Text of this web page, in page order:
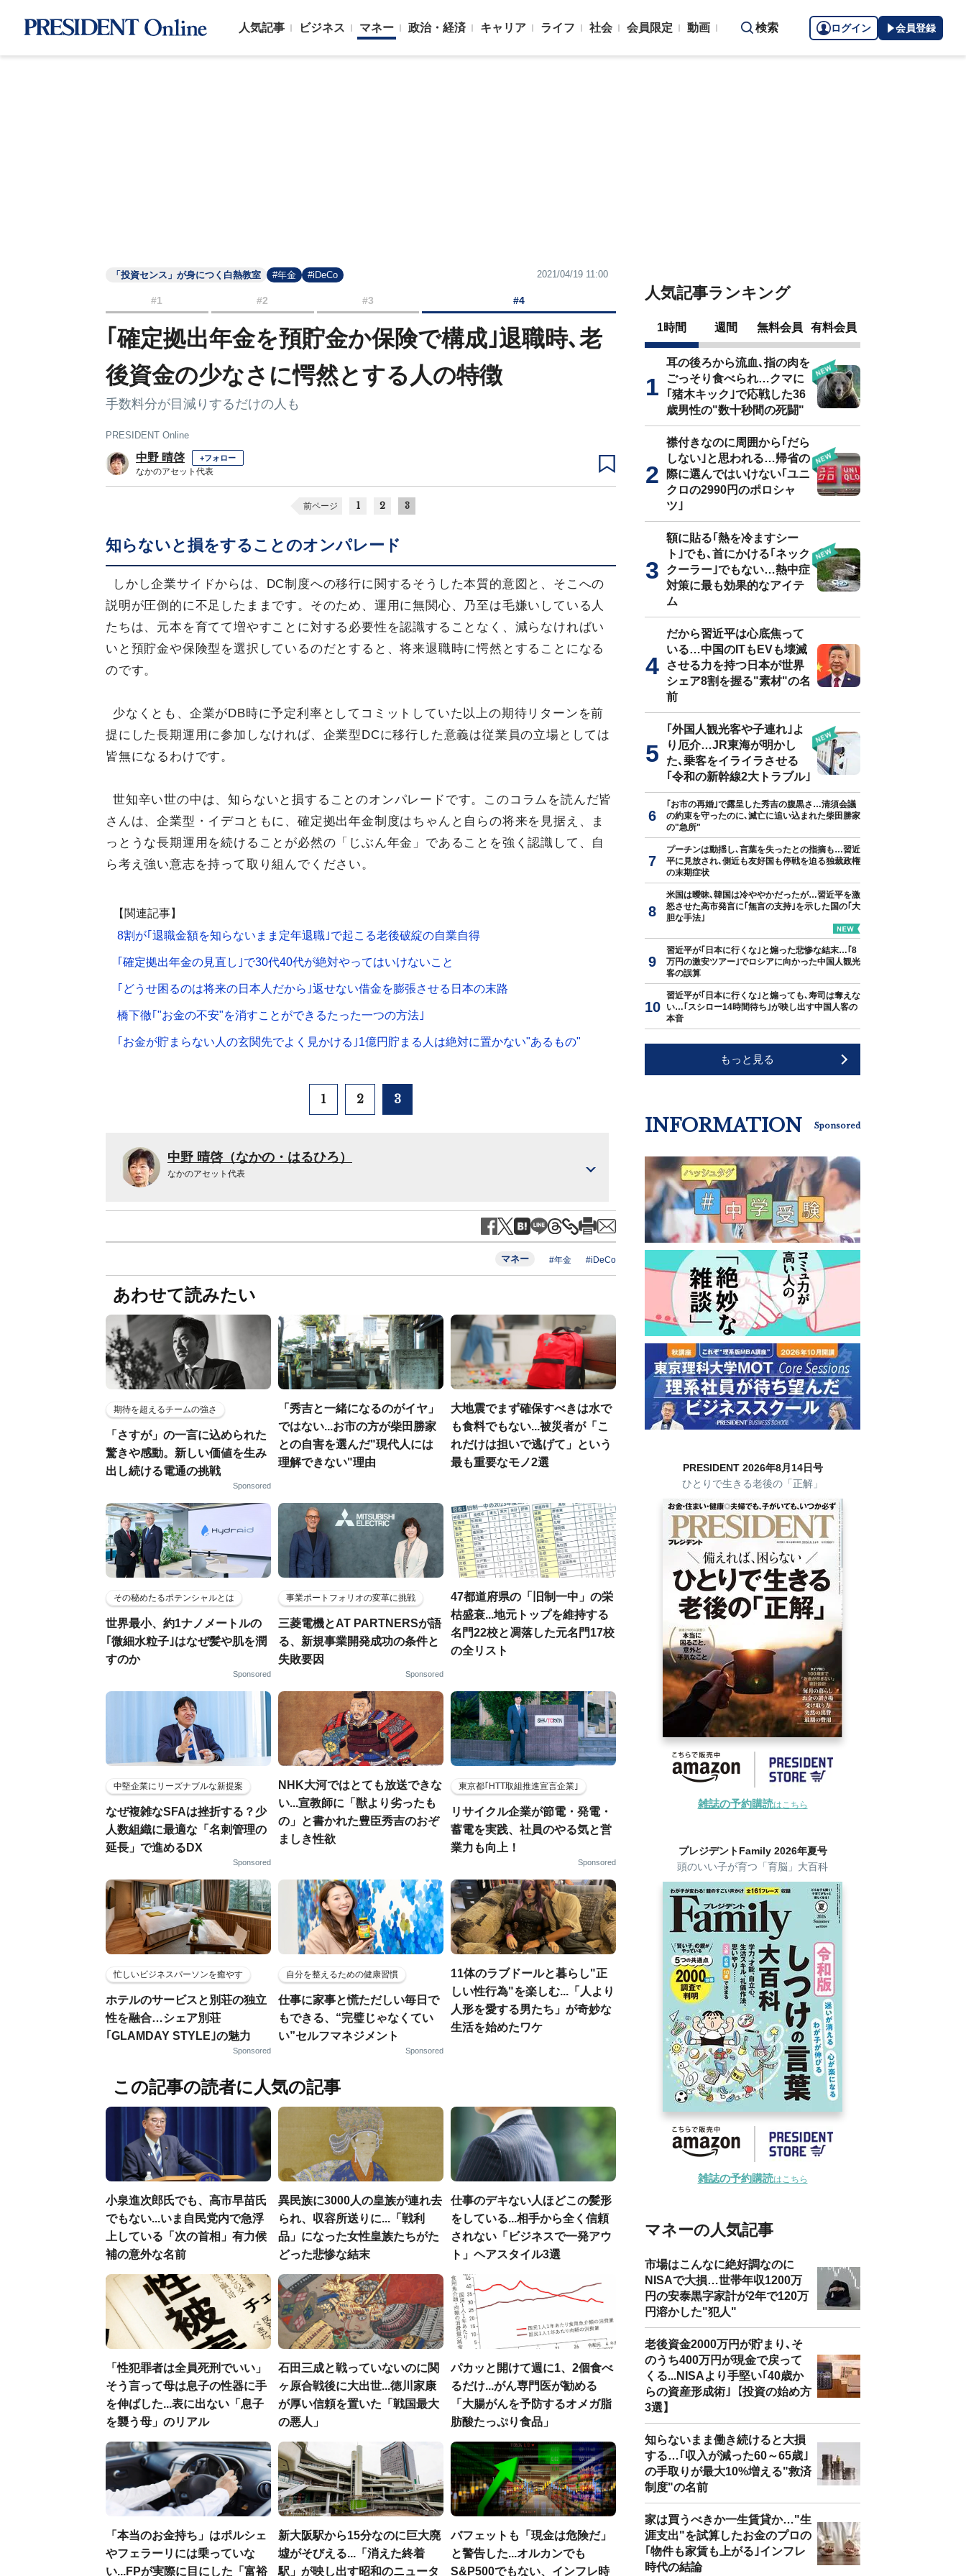
人気記事 ビジネス マネー 政治・経済 キャリア ライフ 社会 会員限定 動画 検索 ログイン 会員登録
「投資センス」が身につく白熱教室 #年金 #iDeCo 2021/04/19 11:00
#1 #2 #3 #4
｢確定拠出年金を預貯金か保険で構成｣退職時､老
後資金の少なさに愕然とする人の特徴
手数料分が目減りするだけの人も
PRESIDENT Online
中野 晴啓 +フォロー
なかのアセット代表
前ページ 1 2 3
知らないと損をすることのオンパレード
しかし企業サイドからは、DC制度への移行に関するそうした本質的意図と、そこへの
説明が圧倒的に不足したままです。そのため、運用に無関心、乃至は毛嫌いしている人
たちは、元本を育てて増やすことに対する必要性を認識することなく、減らなければい
いと預貯金や保険型を選択しているのだとすると、将来退職時に愕然とすることになる
のです。
少なくとも、企業がDB時に予定利率としてコミットしていた以上の期待リターンを前
提にした長期運用に参加しなければ、企業型DCに移行した意義は従業員の立場としては
皆無になるわけです。
世知辛い世の中は、知らないと損することのオンパレードです。このコラムを読んだ皆
さんは、企業型・イデコともに、確定拠出年金制度はちゃんと自らの将来を見据え、ま
っとうな長期運用を続けることが必然の「じぶん年金」であることを強く認識して、自
ら考え強い意志を持って取り組んでください。
【関連記事】
8割が｢退職金額を知らないまま定年退職｣で起こる老後破綻の自業自得
｢確定拠出年金の見直し｣で30代40代が絶対やってはいけないこと
｢どうせ困るのは将来の日本人だから｣返せない借金を膨張させる日本の末路
橋下徹｢"お金の不安"を消すことができるたった一つの方法｣
｢お金が貯まらない人の玄関先でよく見かける｣1億円貯まる人は絶対に置かない"あるもの"
1 2 3
中野 晴啓（なかの・はるひろ）
なかのアセット代表
マネー #年金 #iDeCo
あわせて読みたい
期待を超えるチームの強さ
「さすが」の一言に込められた
驚きや感動。新しい価値を生み
出し続ける電通の挑戦
Sponsored
「秀吉と一緒になるのがイヤ」
ではない...お市の方が柴田勝家
との自害を選んだ"現代人には
理解できない"理由
大地震でまず確保すべきは水で
も食料でもない...被災者が「こ
れだけは担いで逃げて」という
最も重要なモノ2選
その秘めたるポテンシャルとは
世界最小、約1ナノメートルの
｢微細水粒子｣はなぜ髪や肌を潤
すのか
Sponsored
事業ポートフォリオの変革に挑戦
三菱電機とAT PARTNERSが語
る、新規事業開発成功の条件と
失敗要因
Sponsored
47都道府県の「旧制一中」の栄
枯盛衰...地元トップを維持する
名門22校と凋落した元名門17校
の全リスト
中堅企業にリーズナブルな新提案
なぜ複雑なSFAは挫折する？少
人数組織に最適な「名刺管理の
延長」で進めるDX
Sponsored
NHK大河ではとても放送できな
い...宣教師に「獣より劣ったも
の」と書かれた豊臣秀吉のおぞ
ましき性欲
東京都｢HTT取組推進宣言企業｣
リサイクル企業が節電・発電・
蓄電を実践、社員のやる気と営
業力も向上！
Sponsored
忙しいビジネスパーソンを癒やす
ホテルのサービスと別荘の独立
性を融合…シェア別荘
｢GLAMDAY STYLE｣の魅力
Sponsored
自分を整えるための健康習慣
仕事に家事と慌ただしい毎日で
もできる、“完璧じゃなくてい
い”セルフマネジメント
Sponsored
11体のラブドールと暮らし"正
しい性行為"を楽しむ...「人より
人形を愛する男たち」が奇妙な
生活を始めたワケ
この記事の読者に人気の記事
小泉進次郎氏でも、高市早苗氏
でもない...いま自民党内で急浮
上している「次の首相」有力候
補の意外な名前
異民族に3000人の皇族が連れ去
られ、収容所送りに...「戦利
品」になった女性皇族たちがた
どった悲惨な結末
仕事のデキない人ほどこの髪形
をしている...相手から全く信頼
されない「ビジネスで一発アウ
ト」ヘアスタイル3選
「性犯罪者は全員死刑でいい」
そう言って母は息子の性器に手
を伸ばした...表に出ない「息子
を襲う母」のリアル
石田三成と戦っていないのに関
ヶ原合戦後に大出世...徳川家康
が厚い信頼を置いた「戦国最大
の悪人」
パカッと開けて週に1、2個食べ
るだけ...がん専門医が勧める
「大腸がんを予防するオメガ脂
肪酸たっぷり食品」
「本当のお金持ち」はポルシェ
やフェラーリには乗っていな
い...FPが実際に目にした「富裕
新大阪駅から15分なのに巨大廃
墟がそびえる...「消えた終着
駅」が映し出す昭和のニュータ
バフェットも「現金は危険だ」
と警告した...オルカンでも
S&P500でもない、インフレ時
人気記事ランキング
1時間 週間 無料会員 有料会員
耳の後ろから流血､指の肉を
ごっそり食べられ…クマに
｢猪木キック｣で応戦した36
歳男性の"数十秒間の死闘"
襟付きなのに周囲から｢だら
しない｣と思われる…帰省の
際に選んではいけない｢ユニ
クロの2990円のポロシャ
ツ｣
額に貼る｢熱を冷ますシー
ト｣でも､首にかける｢ネック
クーラー｣でもない…熱中症
対策に最も効果的なアイテ
ム
だから習近平は心底焦って
いる…中国のITもEVも壊滅
させる力を持つ日本が世界
シェア8割を握る"素材"の名
前
｢外国人観光客や子連れ｣よ
り厄介…JR東海が明かし
た､乗客をイライラさせる
｢令和の新幹線2大トラブル｣
｢お市の再婚｣で露呈した秀吉の腹黒さ…清須会議
の約束を守ったのに､滅亡に追い込まれた柴田勝家
の"急所"
プーチンは動揺し､言葉を失ったとの指摘も…習近
平に見放され､側近も友好国も停戦を迫る独裁政権
の末期症状
米国は曖昧､韓国は冷ややかだったが…習近平を激
怒させた高市発言に｢無言の支持｣を示した国の｢大
胆な手法｣
習近平が｢日本に行くな｣と煽った悲惨な結末…｢8
万円の激安ツアー｣でロシアに向かった中国人観光
客の誤算
習近平が｢日本に行くな｣と煽っても､寿司は奪えな
い…｢スシロー14時間待ち｣が映し出す中国人客の
本音
もっと見る
INFORMATION Sponsored
PRESIDENT 2026年8月14日号
ひとりで生きる老後の「正解」
雑誌の予約購読はこちら
プレジデントFamily 2026年夏号
頭のいい子が育つ「育脳」大百科
雑誌の予約購読はこちら
マネーの人気記事
市場はこんなに絶好調なのに
NISAで大損…世帯年収1200万
円の安泰黒字家計が2年で120万
円溶かした"犯人"
老後資金2000万円が貯まり､そ
のうち400万円が現金で戻って
くる...NISAより手堅い｢40歳か
らの資産形成術｣【投資の始め方
3選】
知らないまま働き続けると大損
する…｢収入が減った60～65歳｣
の手取りが最大10%増える"救済
制度"の名前
家は買うべきか一生賃貸か…"生
涯支出"を試算したお金のプロの
｢物件も家賃も上がる｣インフレ
時代の結論